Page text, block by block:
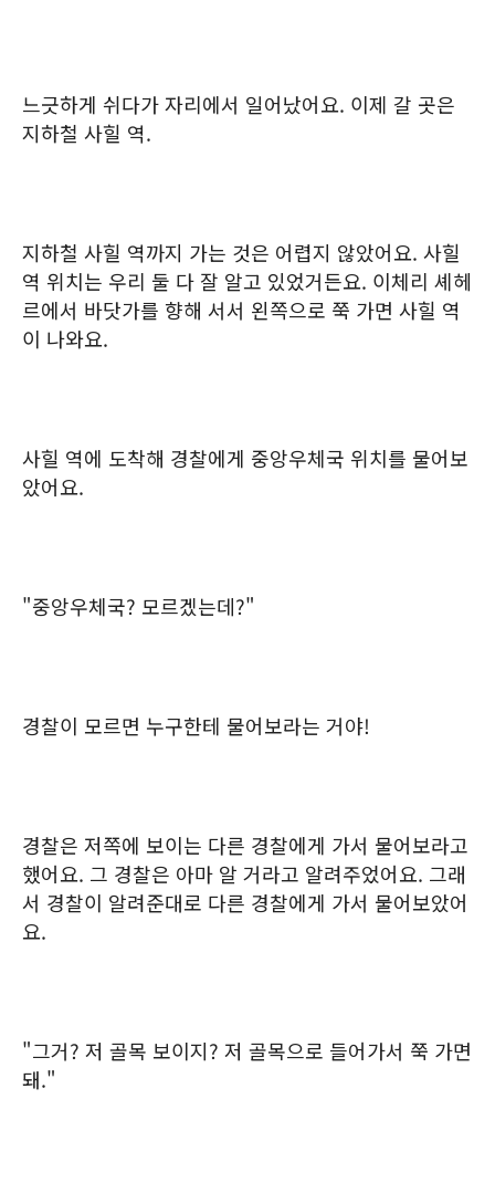
느긋하게 쉬다가 자리에서 일어났어요. 이제 갈 곳은
지하철 사힐 역.
지하철 사힐 역까지 가는 것은 어렵지 않았어요. 사힐
역 위치는 우리 둘 다 잘 알고 있었거든요. 이체리 셰헤
르에서 바닷가를 향해 서서 왼쪽으로 쭉 가면 사힐 역
이 나와요.
사힐 역에 도착해 경찰에게 중앙우체국 위치를 물어보
았어요.
"중앙우체국? 모르겠는데?"
경찰이 모르면 누구한테 물어보라는 거야!
경찰은 저쪽에 보이는 다른 경찰에게 가서 물어보라고
했어요. 그 경찰은 아마 알 거라고 알려주었어요. 그래
서 경찰이 알려준대로 다른 경찰에게 가서 물어보았어
요.
"그거? 저 골목 보이지? 저 골목으로 들어가서 쭉 가면
돼."